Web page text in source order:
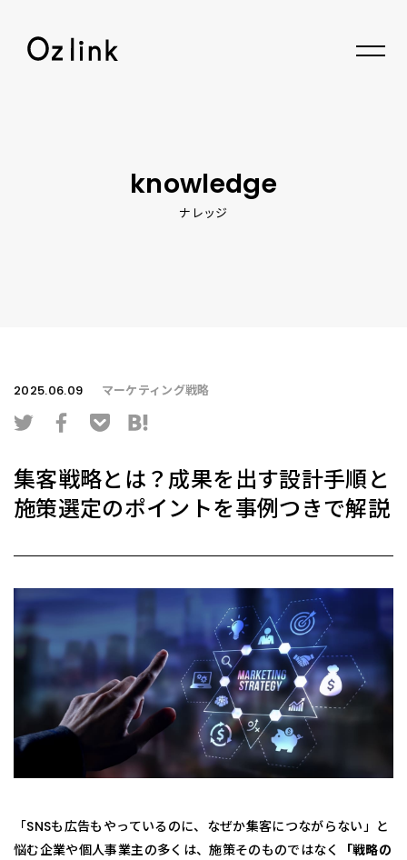
knowledge
ナレッジ
2025.06.09 マーケティング戦略
集客戦略とは？成果を出す設計手順と
施策選定のポイントを事例つきで解説
「SNSも広告もやっているのに、なぜか集客につながらない」と
悩む企業や個人事業主の多くは、施策そのものではなく
「戦略の